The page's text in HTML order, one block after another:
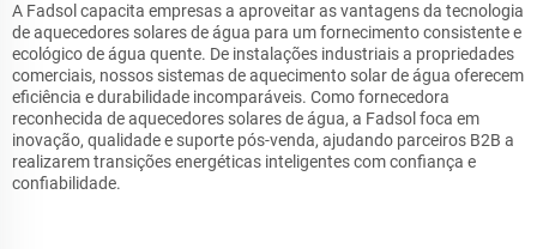
A Fadsol capacita empresas a aproveitar as vantagens da tecnologia
de aquecedores solares de água para um fornecimento consistente e
ecológico de água quente. De instalações industriais a propriedades
comerciais, nossos sistemas de aquecimento solar de água oferecem
eficiência e durabilidade incomparáveis. Como fornecedora
reconhecida de aquecedores solares de água, a Fadsol foca em
inovação, qualidade e suporte pós-venda, ajudando parceiros B2B a
realizarem transições energéticas inteligentes com confiança e
confiabilidade.